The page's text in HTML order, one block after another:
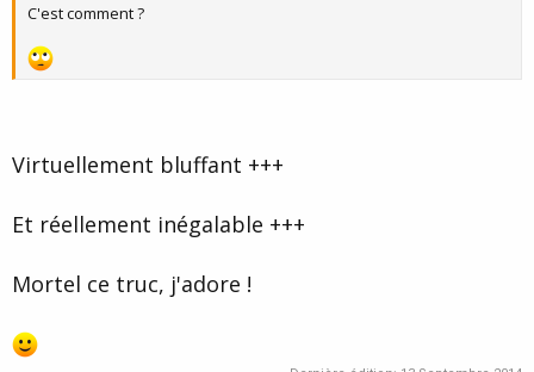
C'est comment ?
Virtuellement bluffant +++
Et réellement inégalable +++
Mortel ce truc, j'adore !